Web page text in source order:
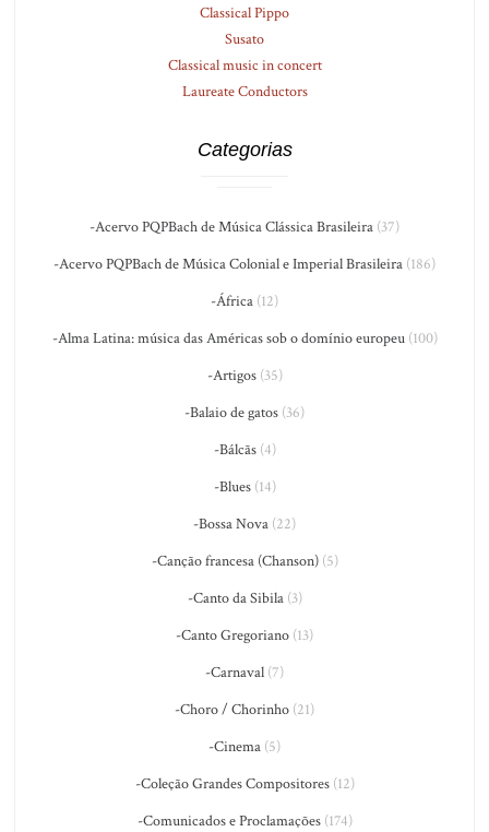
Classical Pippo
Susato
Classical music in concert
Laureate Conductors
Categorias
-Acervo PQPBach de Música Clássica Brasileira (37)
-Acervo PQPBach de Música Colonial e Imperial Brasileira (186)
-África (12)
-Alma Latina: música das Américas sob o domínio europeu(100)
-Artigos(35)
-Balaio de gatos (36)
-Bálcãs(4)
-Blues(14)
-Bossa Nova (22)
-Canção francesa (Chanson)(5)
-Canto da Sibila(3)
-Canto Gregoriano (13)
-Carnaval (7)
-Choro / Chorinho (21)
-Cinema (5)
-Coleção Grandes Compositores(12)
-Comunicados e Proclamações(174)